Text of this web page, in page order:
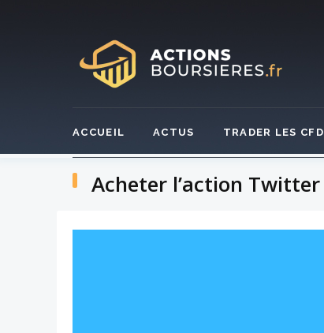
ACCUEIL ACTUS TRADER LES CFD
Acheter l’action Twitter